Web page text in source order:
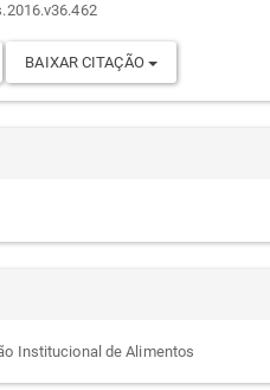
BAIXAR CITAÇÃO
Institucional de Alimentos